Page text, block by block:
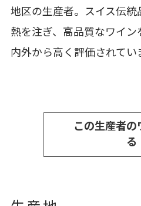
地区の生産者。スイス伝
熱を注ぎ、高品質なワイ
内外から高く評価されてい
この生産者
る